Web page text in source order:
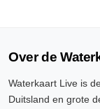
Over de
Waterkaart Live is
Duitsland en grote